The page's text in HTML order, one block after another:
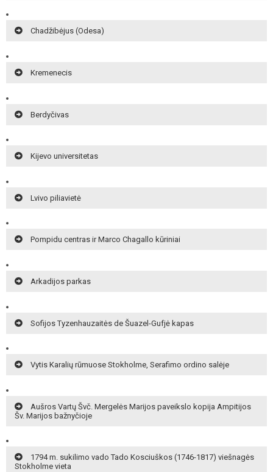
Chadžibėjus (Odesa)
Kremenecis
Berdyčivas
Kijevo universitetas
Lvivo piliavietė
Pompidu centras ir Marco Chagallo kūriniai
Arkadijos parkas
Sofijos Tyzenhauzaitės de Šuazel-Gufjė kapas
Vytis Karalių rūmuose Stokholme, Serafimo ordino salėje
Aušros Vartų Švč. Mergelės Marijos paveikslo kopija Ampitijos
Šv. Marijos bažnyčioje
1794 m. sukilimo vado Tado Kosciuškos (1746-1817) viešnagės
Stokholme vieta